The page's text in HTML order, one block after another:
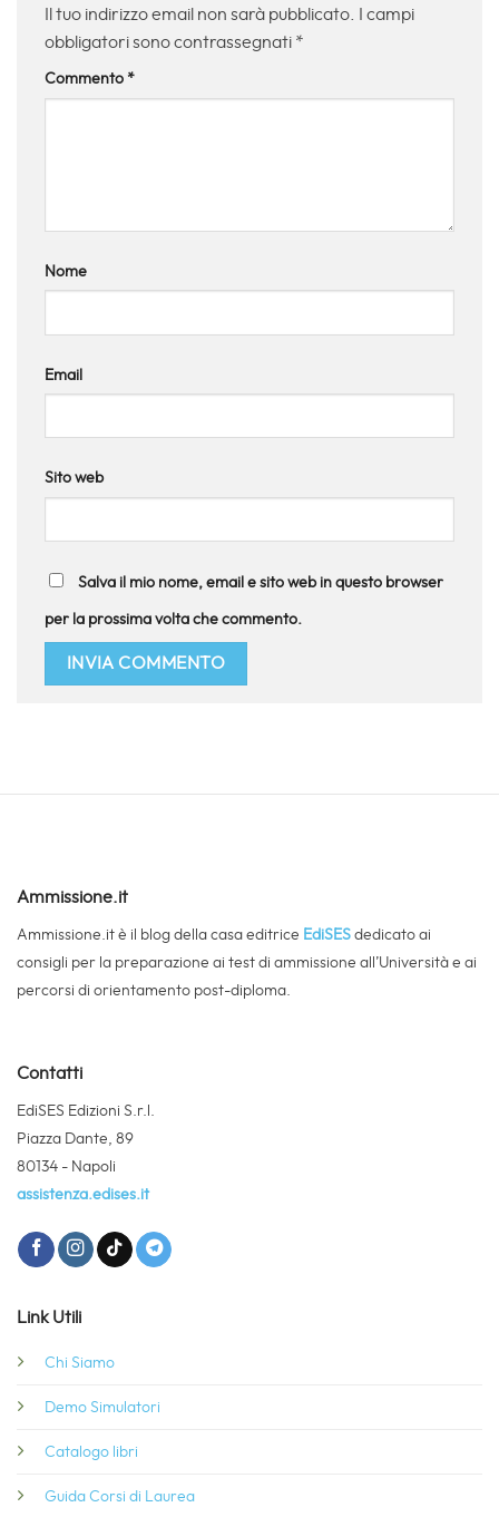
Il tuo indirizzo email non sarà pubblicato.
I campi
obbligatori sono contrassegnati *
Commento *
Nome
Email
Sito web
Salva il mio nome, email e sito web in questo browser
per la prossima volta che commento.
Ammissione.it
Ammissione.it è il blog della casa editrice EdiSES dedicato ai
consigli per la preparazione ai test di ammissione all’Università e ai
percorsi di orientamento post-diploma.
Contatti
EdiSES Edizioni S.r.l.
Piazza Dante, 89
80134 - Napoli
assistenza.edises.it
Link Utili
Chi Siamo
Demo Simulatori
Catalogo libri
Guida Corsi di Laurea